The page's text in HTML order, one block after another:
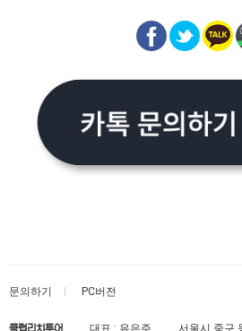
문의하기 PC버전
클럽리치투어 대표 : 유은주 서울시 중구